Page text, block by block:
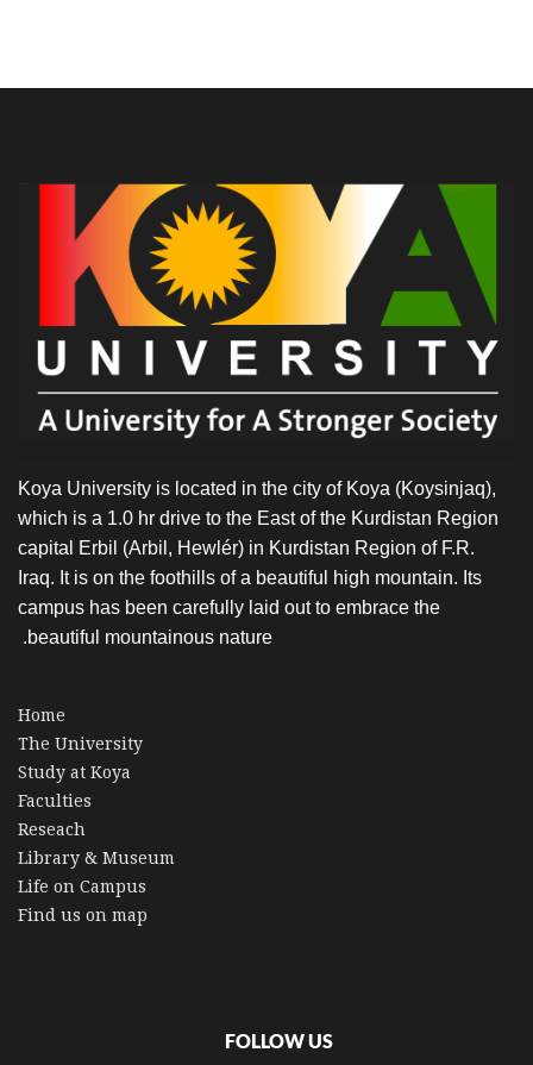
Koya University is located in the city of Koya (Koysinjaq),
which is a 1.0 hr drive to the East of the Kurdistan Region
capital Erbil (Arbil, Hewlér) in Kurdistan Region of F.R.
Iraq. It is on the foothills of a beautiful high mountain. Its
campus has been carefully laid out to embrace the
beautiful mountainous nature.
Home
The University
Study at Koya
Faculties
Reseach
Library & Museum
Life on Campus
Find us on map
FOLLOW US